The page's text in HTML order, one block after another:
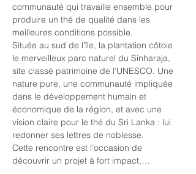
communauté qui travaille ensemble pour
produire un thé de qualité dans les
meilleures conditions possible.
Située au sud de l’île, la plantation côtoie
le merveilleux parc naturel du Sinharaja,
site classé patrimoine de l’UNESCO. Une
nature pure, une communauté impliquée
dans le développement humain et
économique de la région, et avec une
vision claire pour le thé du Sri Lanka : lui
redonner ses lettres de noblesse.
Cette rencontre est l’occasion de
découvrir un projet à fort impact,…